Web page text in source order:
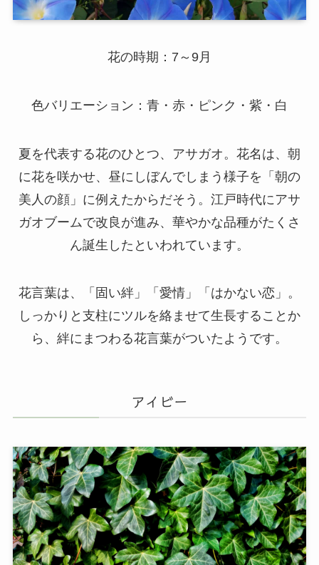
花の時期：7～9月
色バリエーション：青・赤・ピンク・紫・白
夏を代表する花のひとつ、アサガオ。花名は、朝
に花を咲かせ、昼にしぼんでしまう様子を「朝の
美人の顔」に例えたからだそう。江戸時代にアサ
ガオブームで改良が進み、華やかな品種がたくさ
ん誕生したといわれています。
花言葉は、「固い絆」「愛情」「はかない恋」。
しっかりと支柱にツルを絡ませて生長することか
ら、絆にまつわる花言葉がついたようです。
アイビー